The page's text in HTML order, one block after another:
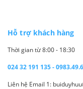
Hỗ trợ khách hàng
Thời gian từ 8:00 - 18:30
024 32 191 135 -
Liên hệ Email 1: